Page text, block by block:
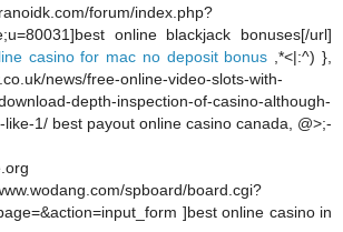
forum/index.php?
online blackjack bonuses[/url]
casino for mac no deposit bonus ,*<|:^) },
news/free-online-video-slots-with-
depth-inspection-of-casino-although-
like-1/ best payout online casino canada, @>;-
spboard/board.cgi?
]best online casino in